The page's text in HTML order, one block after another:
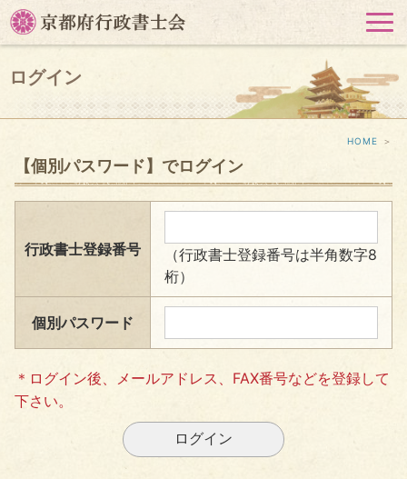
HOME ＞
【個別パスワード】でログイン
行政書士登録番号
（行政書士登録番号は半角数字8
桁）
個別パスワード
＊ログイン後、メールアドレス、FAX番号などを登録して
下さい。